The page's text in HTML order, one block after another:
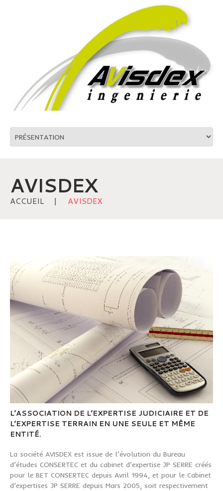
AVISDEX
ACCUEIL AVISDEX
L’ASSOCIATION DE L’EXPERTISE JUDICIAIRE ET DE
L’EXPERTISE TERRAIN EN UNE SEULE ET MÊME
ENTITÉ.
La société AVISDEX est issue de l’évolution du Bureau
d’études CONSERTEC et du cabinet d’expertise JP SERRE créés
pour le BET CONSERTEC depuis Avril 1994, et pour le Cabinet
d’expertises JP SERRE depuis Mars 2005, soit respectivement